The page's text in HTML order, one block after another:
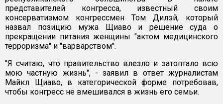
представителей конгресса, известный своим
консерватизмом конгрессмен Том Дилэй, который
назвал позицию мужа Щиаво и решение суда о
прекращении питания женщины "актом медицинского
терроризма" и "варварством".
"Я считаю, что правительство влезло и затоптало всю
мою частную жизнь", - заявил в ответ журналистам
Майкл Щиаво, в категорической форме потребовав,
чтобы конгресс не вмешивался в жизнь его семьи.